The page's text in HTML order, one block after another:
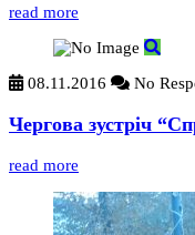
read more
08.11.2016 No
Чергова зустріч
read more